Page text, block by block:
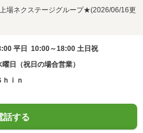
場ネクステージグループ★(2026/06/16更
平日 10:00～18:00 土日祝
日（祝日の場合営業）
ｉｎ
話する